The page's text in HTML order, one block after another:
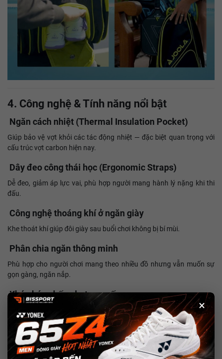
×
4. Công nghệ & Tính năng nổi bật
Ngăn cách nhiệt (Thermal Insulation Pocket)
Giúp bảo vệ vợt khỏi các tác động nhiệt — đặc biệt quan trọng với
cấu trúc vợt carbon hiện nay.
Dây đeo công thái học (Ergonomic Straps)
Dễ đeo, giảm áp lực vai, phù hợp người mang hành lý nặng khi thi
đấu.
Công nghệ thoáng khí ở ngăn giày
Khe thoát khí giúp đôi giày sau buổi chơi không bị bí mùi.
Phân chia ngăn thông minh
Phù hợp cho người chơi mang theo nhiều đồ nhưng vẫn muốn sự
gọn gàng, ngăn nắp.
Khóa kéo chống kẹt cao cấp
Trượt êm, độ bền cao, không sợ đứt khóa khi sử dụng lâu.